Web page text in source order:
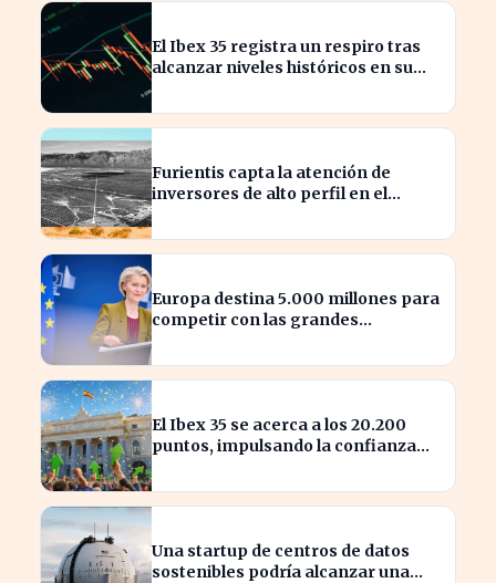
El Ibex 35 registra un respiro tras
alcanzar niveles históricos en su
Furientis capta la atención de
inversores de alto perfil en el
Europa destina 5.000 millones para
competir con las grandes
El Ibex 35 se acerca a los 20.200
puntos, impulsando la confianza
Una startup de centros de datos
sostenibles podría alcanzar una